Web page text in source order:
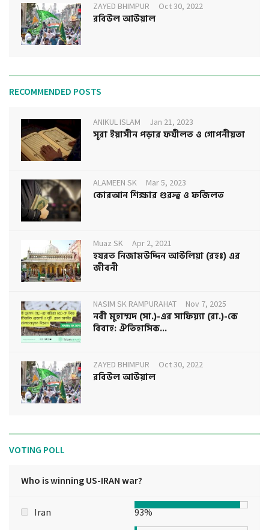
ZAYED BHIMPUR Oct 30, 2022
রবিউল আউয়াল
RECOMMENDED POSTS
ANIKUL ISLAM Jan 21, 2023
সূরা ইয়াসীন পড়ার ফযীলত ও গোপনীয়তা
ALAMEEN SK Mar 5, 2023
কোরআন শিক্ষার গুরুত্ব ও ফজিলত
Muaz SK Apr 2, 2021
হযরত নিজামউদ্দিন আউলিয়া (রহঃ) এর
জীবনী
NASIM SK RAMPURAHAT Nov 7, 2025
নবী মুহাম্মদ (সা.)-এর সাফিয়্যা (রা.)-কে
বিবাহ: ঐতিহাসিক...
ZAYED BHIMPUR Oct 30, 2022
রবিউল আউয়াল
VOTING POLL
Who is winning US-IRAN war?
Iran 93%